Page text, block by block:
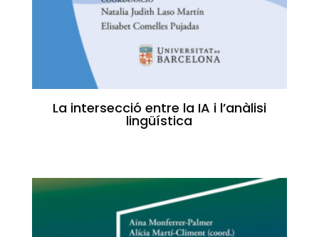
La intersecció entre la IA i l’anàlisi
lingüística